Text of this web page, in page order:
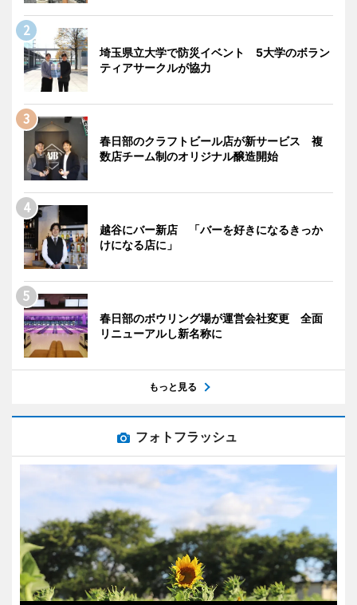
埼玉県立大学で防災イベント 5大学のボラン
ティアサークルが協力
春日部のクラフトビール店が新サービス 複
数店チーム制のオリジナル醸造開始
越谷にバー新店 「バーを好きになるきっか
けになる店に」
春日部のボウリング場が運営会社変更 全面
リニューアルし新名称に
もっと見る
フォトフラッシュ